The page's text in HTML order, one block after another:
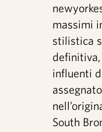
massimi
stilistica
influenti
South